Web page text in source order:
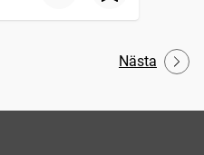
Nästa